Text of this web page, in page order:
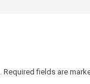
Required fields are